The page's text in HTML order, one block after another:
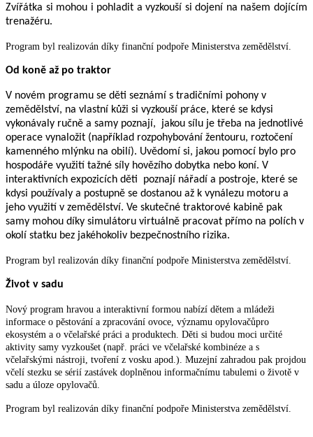
Zvířátka si mohou i pohladit a vyzkouší si dojení na našem dojícím
trenažéru.
Program byl realizován díky finanční podpoře Ministerstva zemědělství.
Od koně až po traktor
V novém programu se děti seznámí s tradičními pohony v
zemědělství, na vlastní kůži si vyzkouší práce, které se kdysi
vykonávaly ručně a samy poznají, jakou sílu je třeba na jednotlivé
operace vynaložit (například rozpohybování žentouru, roztočení
kamenného mlýnku na obilí). Uvědomí si, jakou pomocí bylo pro
hospodáře využití tažné síly hovězího dobytka nebo koní. V
interaktivních expozicích děti poznají nářadí a postroje, které se
kdysi používaly a postupně se dostanou až k vynálezu motoru a
jeho využití v zemědělství. Ve skutečné traktorové kabině pak
samy mohou díky simulátoru virtuálně pracovat přímo na polích v
okolí statku bez jakéhokoliv bezpečnostního rizika.
Program byl realizován díky finanční podpoře Ministerstva zemědělství.
Život v sadu
Nový program hravou a interaktivní formou nabízí dětem a mládeži
informace o pěstování a zpracování ovoce, významu opylovačůpro
ekosystém a o včelařské práci a produktech. Děti si budou moci určité
aktivity samy vyzkoušet (např. práci ve včelařské kombinéze a s
včelařskými nástroji, tvoření z vosku apod.). Muzejní zahradou pak projdou
včelí stezku se sérií zastávek doplněnou informačnímu tabulemi o životě v
sadu a úloze opylovačů.
Program byl realizován díky finanční podpoře Ministerstva zemědělství.